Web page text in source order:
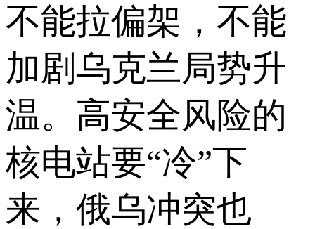
不能拉偏架，不能
加剧乌克兰局势升
温。高安全风险的
核电站要“冷”下
来，俄乌冲突也